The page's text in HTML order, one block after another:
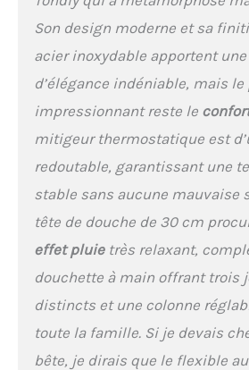
kit douche
équipé
haute
qui peut
débit
des
sortie
de douche
pour
besoins
Douche de
fabriqué
inoxydable
Son design moderne et sa
acier inoxydable apportent
d’élégance indéniable, mais le
impressionnant reste le
mitigeur thermostatique est
redoutable, garantissant une
stable sans aucune mauvaise
tête de douche de 30 cm
effet pluietrès relaxant,
douchette à main offrant trois
distincts et une colonne
toute la famille. Si je devais
bête, je dirais que le flexible